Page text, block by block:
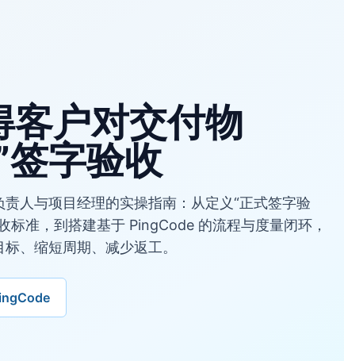
客户对交付物
签字验收
人与项目经理的实操指南：从定义“正式签字验
标准，到搭建基于 PingCode 的流程与度量闭环，
、缩短周期、减少返工。